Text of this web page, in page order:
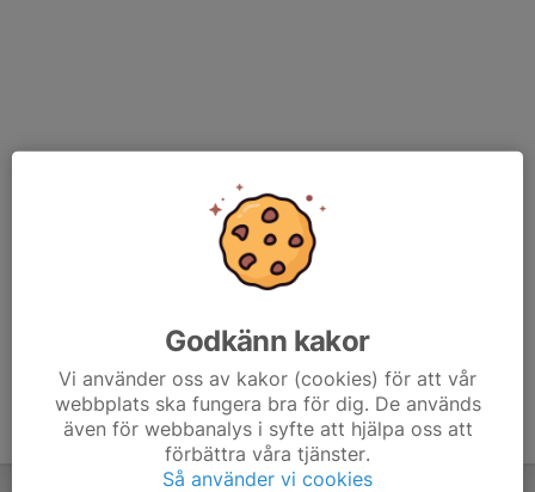
Godkänn kakor
Vi använder oss av kakor (cookies) för att vår
webbplats ska fungera bra för dig. De används
även för webbanalys i syfte att hjälpa oss att
förbättra våra tjänster.
Så använder vi cookies